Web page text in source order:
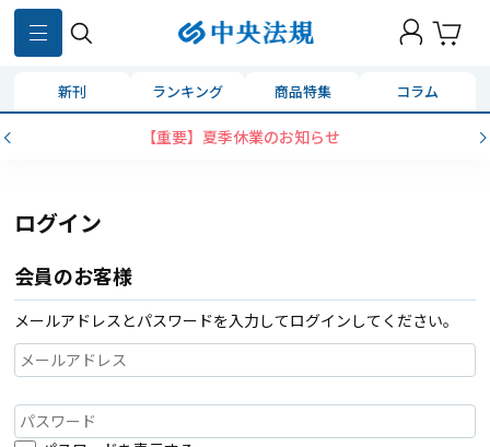
新刊 ランキング 商品特集 コラム
【重要】夏季休業のお知らせ
ログイン
会員のお客様
メールアドレスとパスワードを入力してログインしてください。